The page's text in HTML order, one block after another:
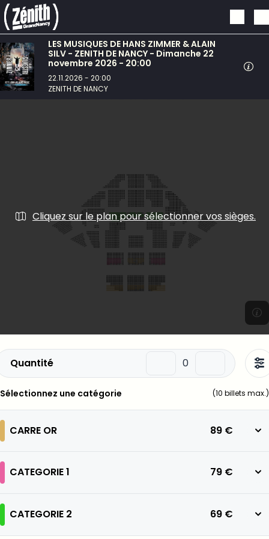
Aller au contenu principal
LES MUSIQUES DE HANS ZIMMER & ALAIN
SILV - ZENITH DE NANCY - Dimanche 22
novembre 2026 - 20:00
22.11.2026 - 20:00
ZENITH DE NANCY
Quantité
Sélectionnez une catégorie (10 billets max.)
CARRE OR 89 €
CATEGORIE 1 79 €
CATEGORIE 2 69 €